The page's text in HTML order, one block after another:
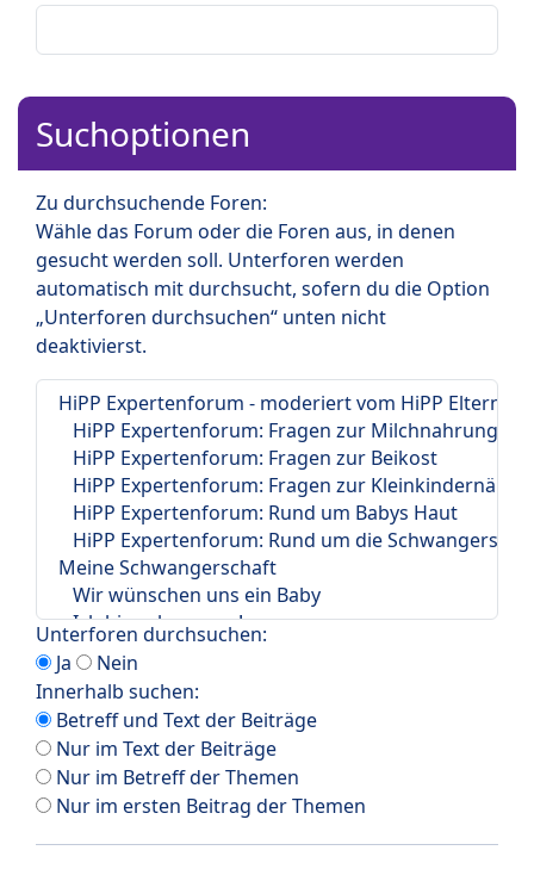
Suchoptionen
Zu durchsuchende Foren:
Wähle das Forum oder die Foren aus, in denen
gesucht werden soll. Unterforen werden
automatisch mit durchsucht, sofern du die Option
„Unterforen durchsuchen“ unten nicht
deaktivierst.
Unterforen durchsuchen:
Ja
Nein
Innerhalb suchen:
Betreff und Text der Beiträge
Nur im Text der Beiträge
Nur im Betreff der Themen
Nur im ersten Beitrag der Themen